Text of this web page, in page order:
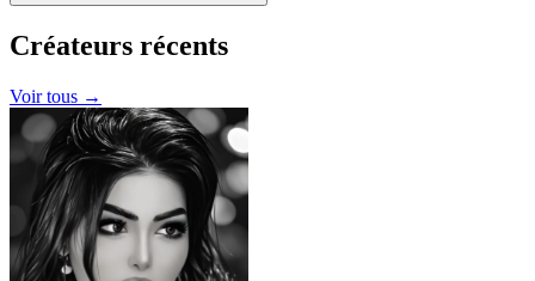
Créateurs récents
Voir tous →